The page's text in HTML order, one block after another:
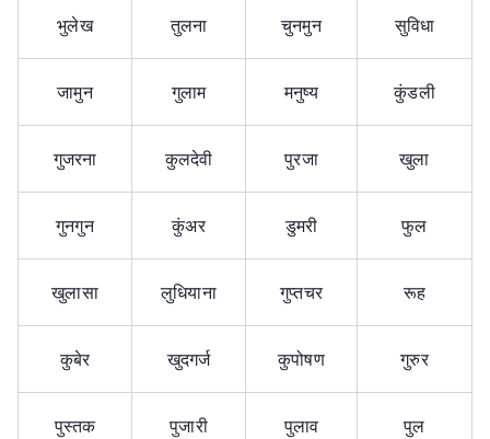
भुलेख तुलना चुनमुन सुविधा
जामुन गुलाम मनुष्य कुंडली
गुजरना कुलदेवी पुरजा खुला
गुनगुन कुंअर डुमरी फुल
खुलासा लुधियाना गुप्तचर रूह
कुबेर खुदगर्ज कुपोषण गुरुर
पुस्तक पुजारी पुलाव पुल